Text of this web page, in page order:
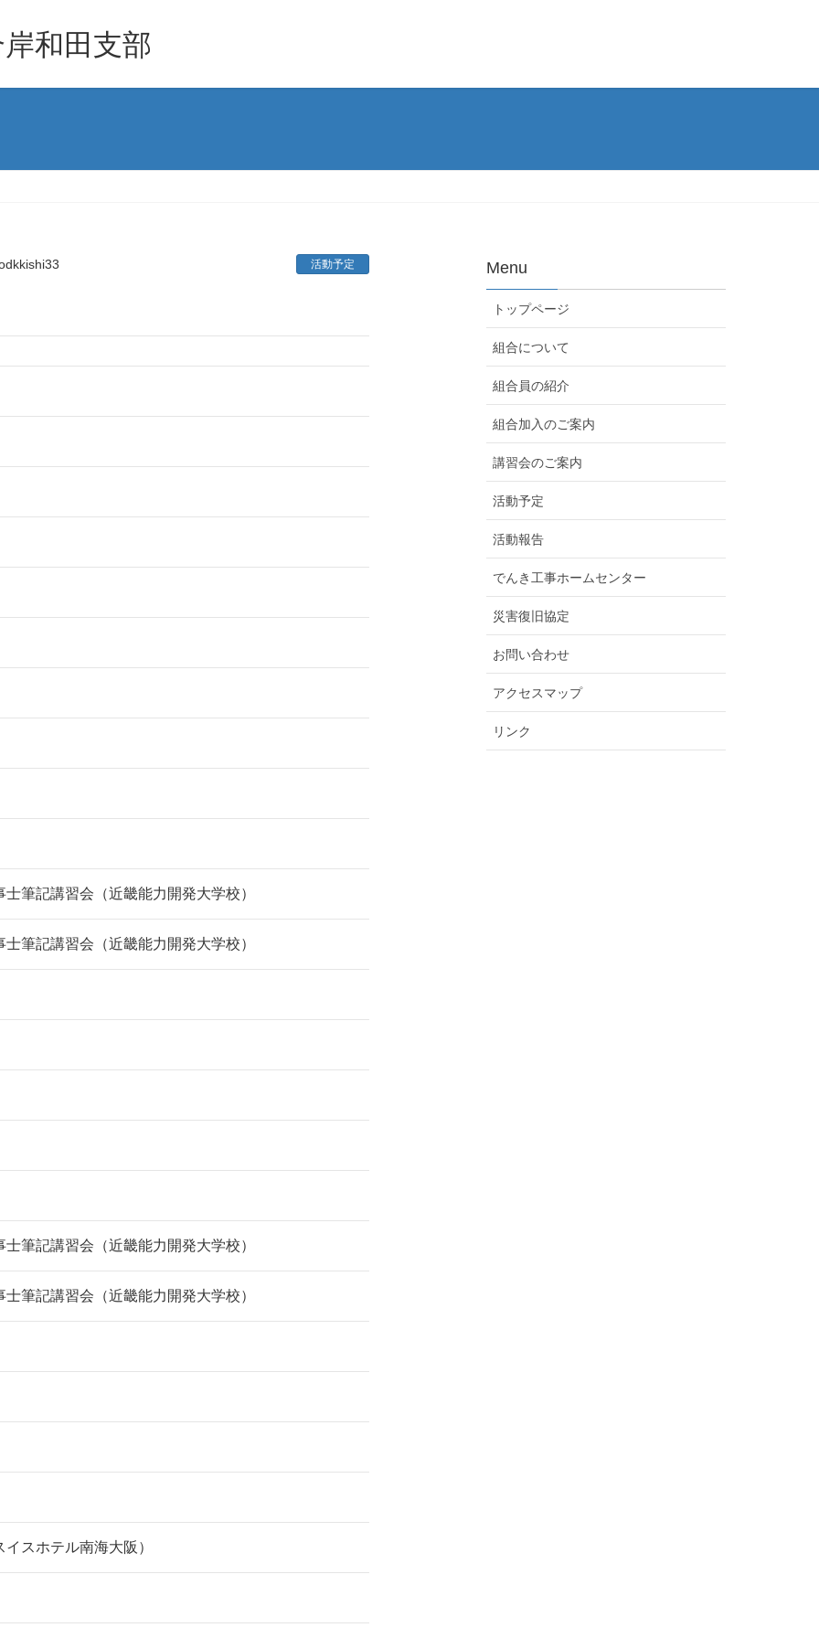
和田支部
活動予定
筆記講習会（近畿能力開発大学校）
筆記講習会（近畿能力開発大学校）
筆記講習会（近畿能力開発大学校）
筆記講習会（近畿能力開発大学校）
スホテル南海大阪）
Menu
トップページ
組合について
組合員の紹介
組合加入のご案内
講習会のご案内
活動予定
活動報告
でんき工事ホームセンター
災害復旧協定
お問い合わせ
アクセスマップ
リンク